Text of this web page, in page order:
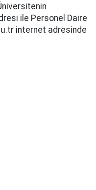
ile Personel Daire
internet adresinde